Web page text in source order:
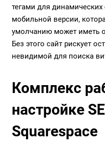
тегами для динамических
мобильной версии,
умолчанию может иметь
Без этого сайт рискует
невидимой для поиска
Комплекс
настройке
Squarespace